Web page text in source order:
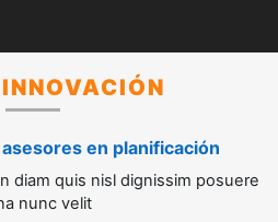
en planificación
diam quis nisl dignissim posuere
nunc velit